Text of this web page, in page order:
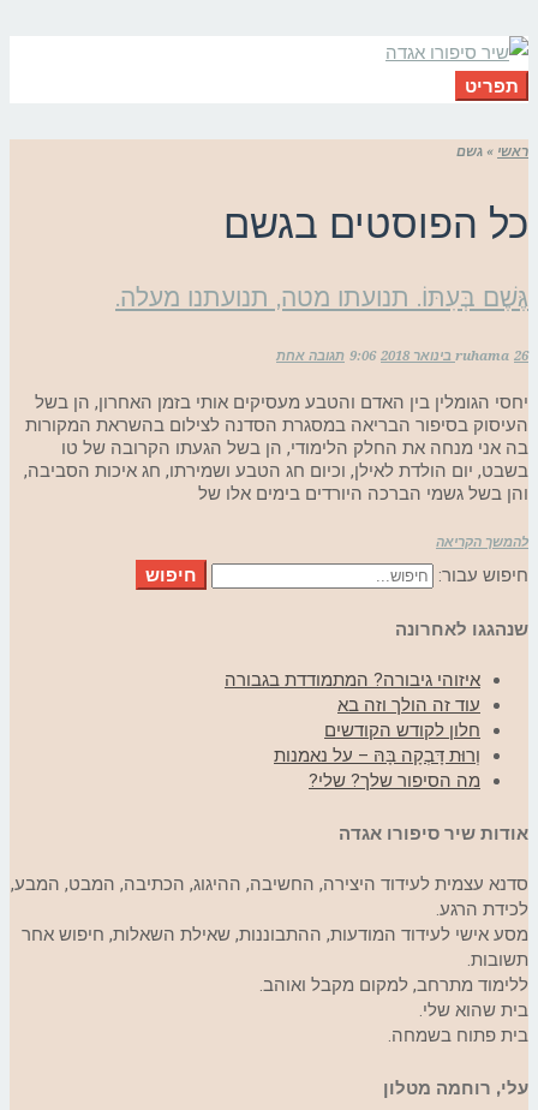
תפריט
ראשי » גשם
כל הפוסטים בגשם
גֶּשֶׁם בְּעִתּוֹ. תנועתו מטה, תנועתנו מעלה.
ruhama 26 בינואר 2018 9:06 תגובה אחת
יחסי הגומלין בין האדם והטבע מעסיקים אותי בזמן האחרון, הן בשל
העיסוק בסיפור הבריאה במסגרת הסדנה לצילום בהשראת המקורות
בה אני מנחה את החלק הלימודי, הן בשל הגעתו הקרובה של טו
בשבט, יום הולדת לאילן, וכיום חג הטבע ושמירתו, חג איכות הסביבה,
והן בשל גשמי הברכה היורדים בימים אלו של
להמשך הקריאה
חיפוש עבור: חיפוש
שנהגגו לאחרונה
איזוהי גיבורה? המתמודדת בגבורה
עוד זה הולך וזה בא
חלון לקודש הקודשים
וְרוּת דָּבְקָה בָּהּ – על נאמנות
מה הסיפור שלך? שלי?
אודות שיר סיפורו אגדה
סדנא עצמית לעידוד היצירה, החשיבה, ההיגוג, הכתיבה, המבט, המבע,
לכידת הרגע.
מסע אישי לעידוד המודעות, ההתבוננות, שאילת השאלות, חיפוש אחר
תשובות.
ללימוד מתרחב, למקום מקבל ואוהב.
בית שהוא שלי.
בית פתוח בשמחה.
עלי, רוחמה מטלון